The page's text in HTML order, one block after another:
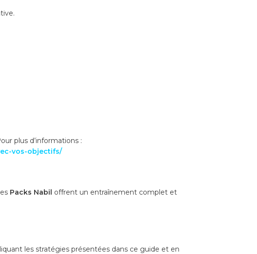
plus d’informations :
vos-objectifs/
Packs Nabil offrent un entraînement complet et
les stratégies présentées dans ce guide et en